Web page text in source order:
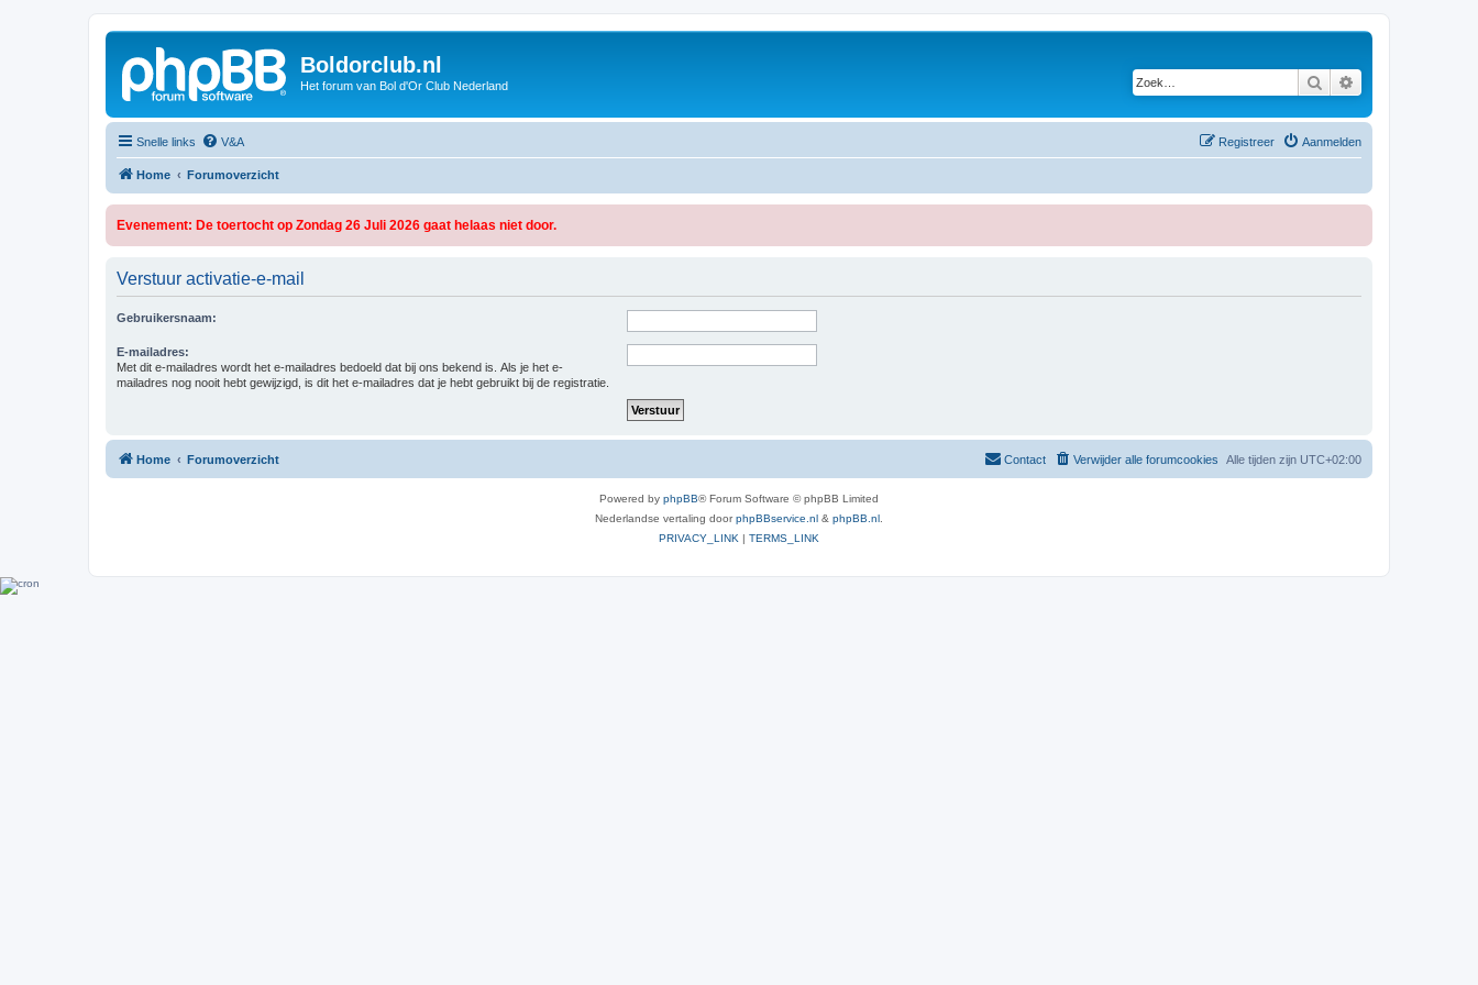
Boldorclub.nl
Het forum van Bol d'Or Club Nederland Zoek
Snelle links V&A Aanmelden
Registreer
Home Forumoverzicht
Evenement: De toertocht op Zondag 26 Juli 2026 gaat helaas niet door.
Verstuur activatie-e-mail
Gebruikersnaam:
E-mailadres:
Met dit e-mailadres wordt het e-mailadres bedoeld dat bij ons bekend is. Als je het e-
mailadres nog nooit hebt gewijzigd, is dit het e-mailadres dat je hebt gebruikt bij de registratie.
Home Forumoverzicht Alle tijden zijn UTC+02:00
Verwijder alle forumcookies
Contact
Powered by phpBB® Forum Software © phpBB Limited
Nederlandse vertaling doorphpBBservice.nl & phpBB.nl
PRIVACY_LINK | TERMS_LINK